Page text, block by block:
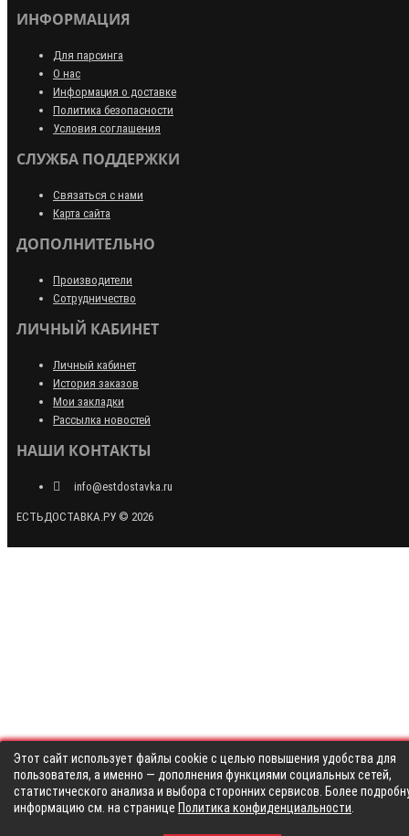
ИНФОРМАЦИЯ
Для парсинга
О нас
Информация о доставке
Политика безопасности
Условия соглашения
СЛУЖБА ПОДДЕРЖКИ
Связаться с нами
Карта сайта
ДОПОЛНИТЕЛЬНО
Производители
Сотрудничество
ЛИЧНЫЙ КАБИНЕТ
Личный кабинет
История заказов
Мои закладки
Рассылка новостей
НАШИ КОНТАКТЫ
info@estdostavka.ru
ЕСТЬДОСТАВКА.РУ © 2026
Этот сайт использует файлы cookie с целью повышения удобства для
пользователя, а именно — дополнения функциями социальных сетей,
статистического анализа и выбора сторонних сервисов. Более
информацию см. на странице Политика конфиденциальности